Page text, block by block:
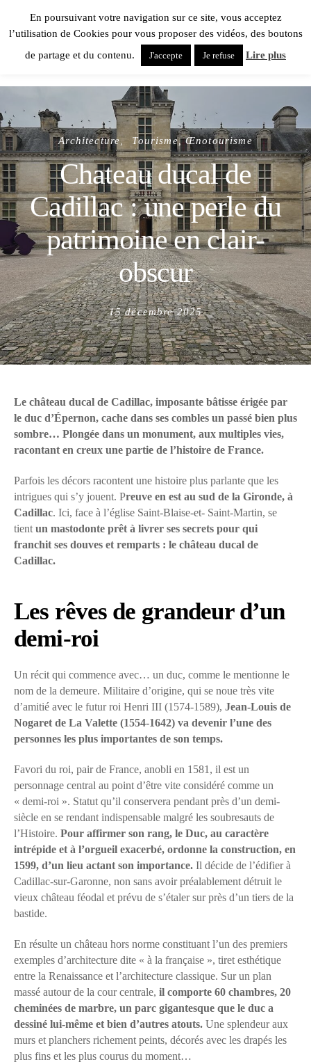
Architecture Tourisme, Œnotourisme
Chateau ducal de
Cadillac : une perle du
patrimoine en clair-
obscur
Posted
on
15 décembre 2025
Le château ducal de Cadillac, imposante bâtisse érigée par
le duc d’Épernon, cache dans ses combles un passé bien plus
sombre… Plongée dans un monument, aux multiples vies,
racontant en creux une partie de l’histoire de France.
Parfois les décors racontent une histoire plus parlante que les
intrigues qui s’y jouent. Preuve en est au sud de la Gironde, à
Cadillac. Ici, face à l’église Saint-Blaise-et- Saint-Martin, se
tient un mastodonte prêt à livrer ses secrets pour qui
franchit ses douves et remparts : le château ducal de
Cadillac.
Les rêves de grandeur d’un
demi-roi
Un récit qui commence avec… un duc, comme le mentionne le
nom de la demeure. Militaire d’origine, qui se noue très vite
d’amitié avec le futur roi Henri III (1574-1589), Jean-Louis de
Nogaret de La Valette (1554-1642) va devenir l’une des
personnes les plus importantes de son temps.
Favori du roi, pair de France, anobli en 1581, il est un
personnage central au point d’être vite considéré comme un
« demi-roi ». Statut qu’il conservera pendant près d’un demi-
siècle en se rendant indispensable malgré les soubresauts de
l’Histoire. Pour affirmer son rang, le Duc, au caractère
intrépide et à l’orgueil exacerbé, ordonne la construction, en
1599, d’un lieu actant son importance. Il décide de l’édifier à
Cadillac-sur-Garonne, non sans avoir préalablement détruit le
vieux château féodal et prévu de s’étaler sur près d’un tiers de la
bastide.
En résulte un château hors norme constituant l’un des premiers
exemples d’architecture dite « à la française », tiret esthétique
entre la Renaissance et l’architecture classique. Sur un plan
massé autour de la cour centrale, il comporte 60 chambres, 20
cheminées de marbre, un parc gigantesque que le duc a
dessiné lui-même et bien d’autres atouts. Une splendeur aux
murs et planchers richement peints, décorés avec les drapés les
plus fins et les plus courus du moment…
En poursuivant votre navigation sur ce site, vous acceptez
l’utilisation de Cookies pour vous proposer des vidéos, des boutons
de partage et du contenu.
J'accepte Je refuse Lire plus